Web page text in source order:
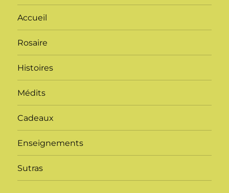
Accueil
Rosaire
Histoires
Médits
Cadeaux
Enseignements
Sutras